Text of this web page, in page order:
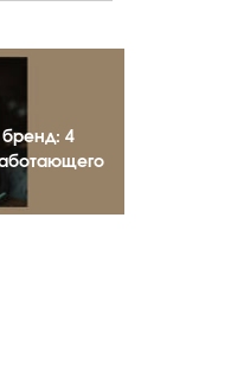
бренд: 4